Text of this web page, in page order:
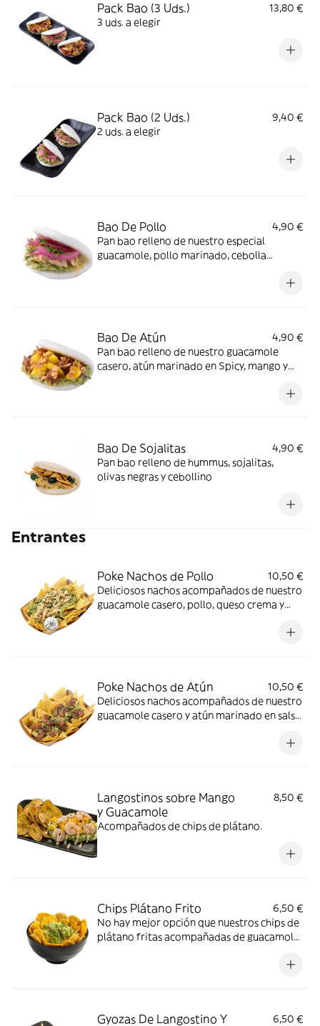
Pack Bao (3 Uds.)
13,80 €
3 uds. a elegir
Pack Bao (2 Uds.)
9,40 €
2 uds. a elegir
Bao De Pollo
4,90 €
Pan bao relleno de nuestro especial
guacamole, pollo marinado, cebolla
Bao De Atún
4,90 €
Pan bao relleno de nuestro guacamole
casero, atún marinado en Spicy, mango y
Bao De Sojalitas
4,90 €
Pan bao relleno de hummus, sojalitas,
olivas negras y cebollino
Entrantes
Poke Nachos de Pollo
10,50 €
Deliciosos nachos acompañados de nuestro
guacamole casero, pollo, queso crema y
Poke Nachos de Atún
10,50 €
Deliciosos nachos acompañados de nuestro
guacamole casero y atún marinado en salsa
Langostinos sobre Mango
y Guacamole
8,50 €
Acompañados de chips de plátano.
Chips Plátano Frito
6,50 €
No hay mejor opción que nuestros chips de
plátano fritas acompañadas de guacamole
Gyozas De Langostino Y 6,50 €